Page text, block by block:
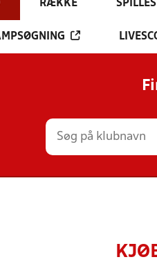
RÆKKE